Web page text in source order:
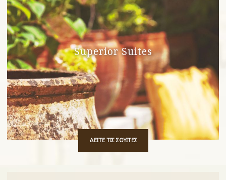
Superior Suites
ΔΕΙΤΕ ΤΙΣ ΣΟΥΙΤΕΣ